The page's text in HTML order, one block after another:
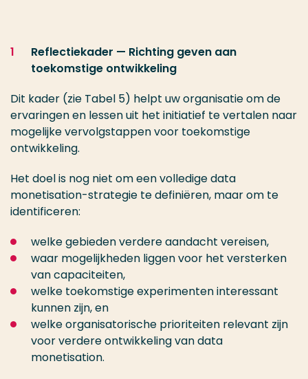
Reflectiekader — Richting geven aan
toekomstige ontwikkeling
Dit kader (zie Tabel 5) helpt uw organisatie om de
ervaringen en lessen uit het initiatief te vertalen naar
mogelijke vervolgstappen voor toekomstige
ontwikkeling.
Het doel is nog niet om een volledige data
monetisation-strategie te definiëren, maar om te
identificeren:
welke gebieden verdere aandacht vereisen,
waar mogelijkheden liggen voor het versterken
van capaciteiten,
welke toekomstige experimenten interessant
kunnen zijn, en
welke organisatorische prioriteiten relevant zijn
voor verdere ontwikkeling van data
monetisation.